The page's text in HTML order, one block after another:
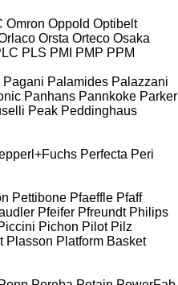
Omron Oppold Optibelt
Orsta Orteco Osaka
PLS PMI PMP PPM
Pagani Palamides Palazzani
Panhans Pannkoke Parker
Peak Peddinghaus
Perfecta Peri
Pettibone Pfaeffle Pfaff
Pfeifer Pfreundt Philips
Pichon Pilot Pilz
Plasson Platform Basket